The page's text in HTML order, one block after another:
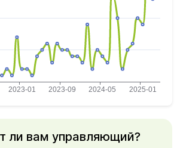
ли вам управляющий?